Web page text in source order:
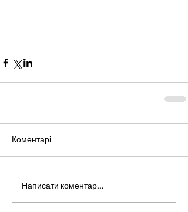
Коментарі
Написати коментар...